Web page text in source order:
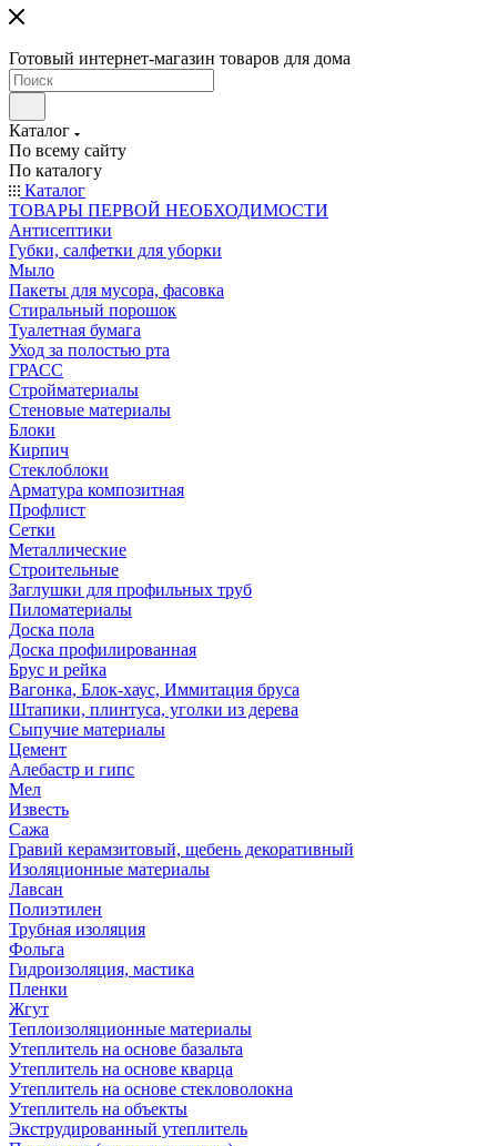
Готовый интернет-магазин товаров для дома
Каталог
По всему сайту
По каталогу
Каталог
ТОВАРЫ ПЕРВОЙ НЕОБХОДИМОСТИ
Антисептики
Губки, салфетки для уборки
Мыло
Пакеты для мусора, фасовка
Стиральный порошок
Туалетная бумага
Уход за полостью рта
ГРАСС
Стройматериалы
Стеновые материалы
Блоки
Кирпич
Стеклоблоки
Арматура композитная
Профлист
Сетки
Металлические
Строительные
Заглушки для профильных труб
Пиломатериалы
Доска пола
Доска профилированная
Брус и рейка
Вагонка, Блок-хаус, Иммитация бруса
Штапики, плинтуса, уголки из дерева
Сыпучие материалы
Цемент
Алебастр и гипс
Мел
Известь
Сажа
Гравий керамзитовый, щебень декоративный
Изоляционные материалы
Лавсан
Полиэтилен
Трубная изоляция
Фольга
Гидроизоляция, мастика
Пленки
Жгут
Теплоизоляционные материалы
Утеплитель на основе базальта
Утеплитель на основе кварца
Утеплитель на основе стекловолокна
Утеплитель на объекты
Экструдированный утеплитель